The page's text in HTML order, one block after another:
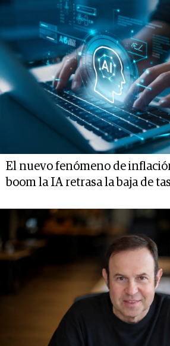
El nuevo fenómeno de
boom la IA retrasa la baja de